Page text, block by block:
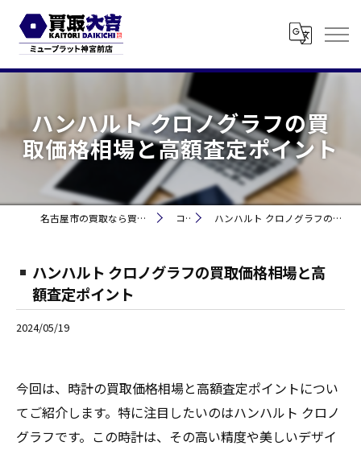
ハンハルト クロノグラフの買
取価格相場と高額査定ポイント
名古屋市の買取なら買取大吉 ミュープラット神宮前 コラム ハンハルト クロノグラフの買取価格相場と高額査定ポイント
ハンハルト クロノグラフの買取価格相場と高
額査定ポイント
2024/05/19
今回は、時計の買取価格相場と高額査定ポイントについ
てご紹介します。特に注目したいのはハンハルト クロノ
グラフです。この時計は、その高い精度や美しいデザイ